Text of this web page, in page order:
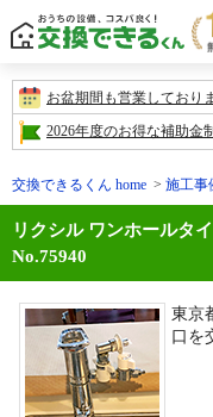
お盆期間も営業しており
2026年度のお得な補助金
交換できるくん home 施工事
リクシル ワンホールタ
No.75940
東京
口を